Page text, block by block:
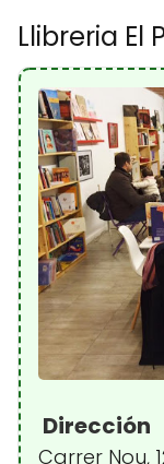
Llibreria El
Dirección
Carrer Nou,